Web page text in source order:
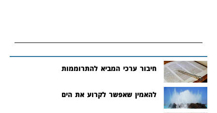
חיבור ערכי המביא להתרוממות
להאמין שאפשר לקרוע את הים